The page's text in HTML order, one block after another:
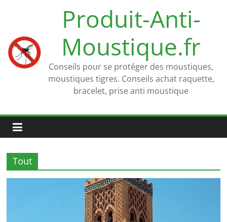
Produit-Anti-
Moustique.fr
Conseils pour se protéger des moustiques,
moustiques tigres. Conseils achat raquette,
bracelet, prise anti moustique
Tout